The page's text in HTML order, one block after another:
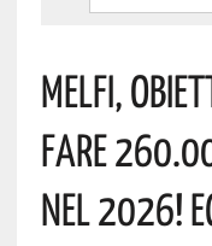
Melfi,
Fare
Nel 2026!